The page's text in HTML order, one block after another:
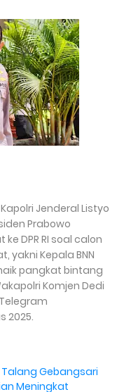
Jenderal Listyo
Prabowo
DPR RI soal calon
yakni Kepala BNN
pangkat bintang
Komjen Dedi
2025.
Gebangsari
Meningkat